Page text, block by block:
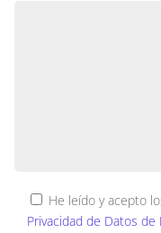
He leído y acepto
Privacidad de Datos